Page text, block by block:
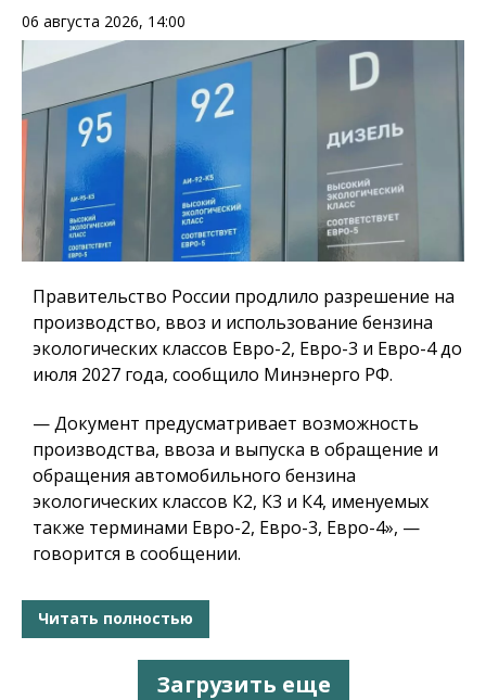
06 августа 2026, 14:00
Правительство России продлило разрешение на
производство, ввоз и использование бензина
экологических классов Евро-2, Евро-3 и Евро-4 до
июля 2027 года, сообщило Минэнерго РФ.
— Документ предусматривает возможность
производства, ввоза и выпуска в обращение и
обращения автомобильного бензина
экологических классов К2, К3 и К4, именуемых
также терминами Евро-2, Евро-3, Евро-4», —
говорится в сообщении.
Читать полностью
Загрузить еще